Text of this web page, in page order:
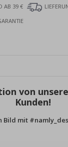
AB 39 €
von
Kunden!
Bild mit